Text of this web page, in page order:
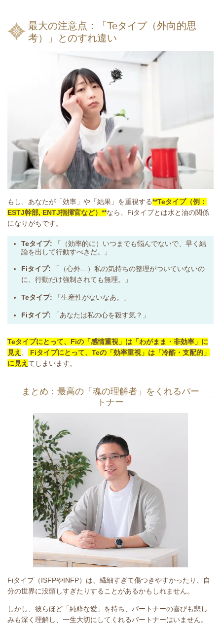
最大の注意点：「Teタイプ（外向的思
考）」とのすれ違い
もし、あなたが「効率」や「結果」を重視する**Teタイプ（例：
ESTJ幹部, ENTJ指揮官など）**なら、Fiタイプとは水と油の関係
になりがちです。
Teタイプ:
「（効率的に）いつまでも悩んでないで、早く結
論を出して行動すべきだ。」
Fiタイプ:
「（心外…）私の気持ちの整理がついていないの
に、行動だけ強制されても無理。」
Teタイプ: 「生産性がないなあ。」
Fiタイプ: 「あなたは私の心を殺す気？」
Teタイプにとって、Fiの「感情重視」は「わがまま・非効率」に
見え
Fiタイプにとって、Teの「効率重視」は「冷酷・支配的」
に見え てしまいます。
まとめ：最高の「魂の理解者」をくれるパー
トナー
Fiタイプ（ISFPやINFP）は、繊細すぎて傷つきやすかったり、自
分の世界に没頭しすぎたりすることがあるかもしれません。
しかし、彼らほど「純粋な愛」を持ち、パートナーの喜びも悲し
みも深く理解し、一生大切にしてくれるパートナーはいません。